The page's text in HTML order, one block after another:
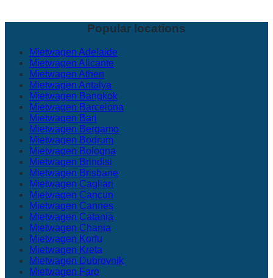
Popular locations
Mietwagen Adelaide
Mietwagen Alicante
Mietwagen Athen
Mietwagen Antalya
Mietwagen Bangkok
Mietwagen Barcelona
Mietwagen Bari
Mietwagen Bergamo
Mietwagen Bodrum
Mietwagen Bologna
Mietwagen Brindisi
Mietwagen Brisbane
Mietwagen Cagliari
Mietwagen Cancun
Mietwagen Cannes
Mietwagen Catania
Mietwagen Chania
Mietwagen Korfu
Mietwagen Kreta
Mietwagen Dubrovnik
Mietwagen Faro